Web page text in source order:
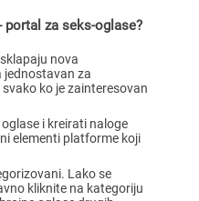
za seks-oglase?
nova
jednostavan za
ko je zainteresovan
i kreirati naloge
elementi platforme koji
Lako se
kliknite na kategoriju